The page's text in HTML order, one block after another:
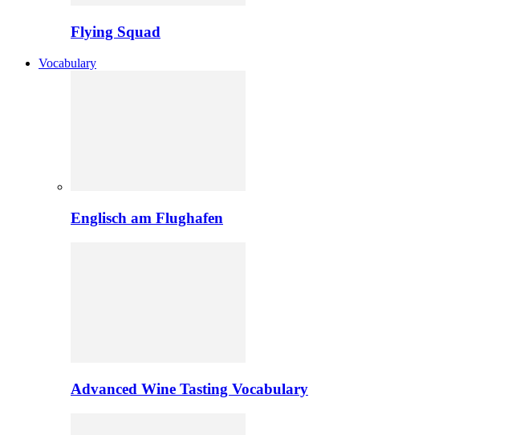
Flying Squad
Vocabulary
Englisch am Flughafen
Advanced Wine Tasting Vocabulary